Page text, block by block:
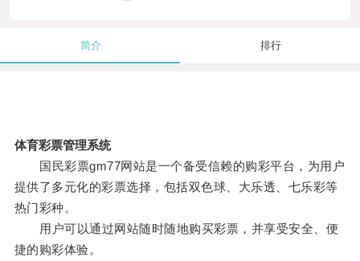
简介 排行
体育彩票管理系统
国民彩票gm77网站是一个备受信赖的购彩平台，为用户
提供了多元化的彩票选择，包括双色球、大乐透、七乐彩等
热门彩种。
用户可以通过网站随时随地购买彩票，并享受安全、便
捷的购彩体验。